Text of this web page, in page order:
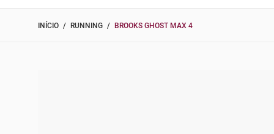
INÍCIO RUNNING BROOKS GHOST MAX 4